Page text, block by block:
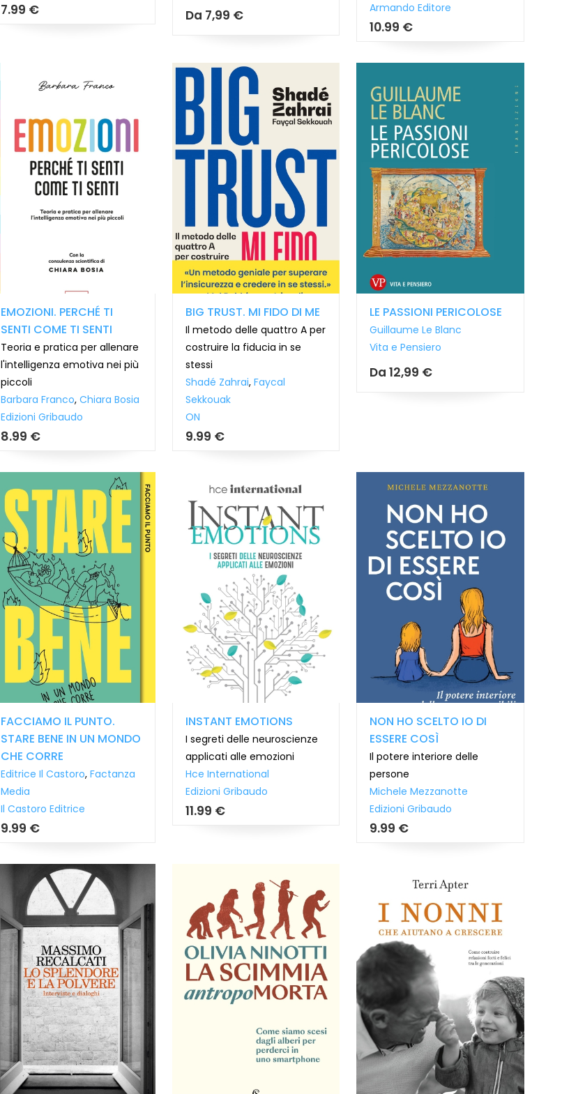
7.99 € Da 7,99 €
Armando Editore
10.99 €
EMOZIONI. PERCHÉ TI
SENTI COME TI SENTI
Teoria e pratica per allenare
l'intelligenza emotiva nei più
piccoli
Barbara Franco, Chiara Bosia
Edizioni Gribaudo
8.99 €
BIG TRUST. MI FIDO DI ME
Il metodo delle quattro A per
costruire la fiducia in se
stessi
Shadé Zahrai, Faycal
Sekkouak
ON
9.99 €
LE PASSIONI PERICOLOSE
Guillaume Le Blanc
Vita e Pensiero
Da 12,99 €
FACCIAMO IL PUNTO.
STARE BENE IN UN MONDO
CHE CORRE
Editrice Il Castoro, Factanza
Media
Il Castoro Editrice
9.99 €
INSTANT EMOTIONS
I segreti delle neuroscienze
applicati alle emozioni
Hce International
Edizioni Gribaudo
11.99 €
NON HO SCELTO IO DI
ESSERE COSÌ
Il potere interiore delle
persone
Michele Mezzanotte
Edizioni Gribaudo
9.99 €